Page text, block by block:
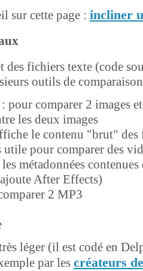
sur cette page : incliner
des fichiers texte (code
outils de
pour comparer 2 images
les deux images
le contenu "brut" des
utile pour comparer des
métadonnées contenues
After Effects)
2 MP3
léger (il est codé en
par les créateurs